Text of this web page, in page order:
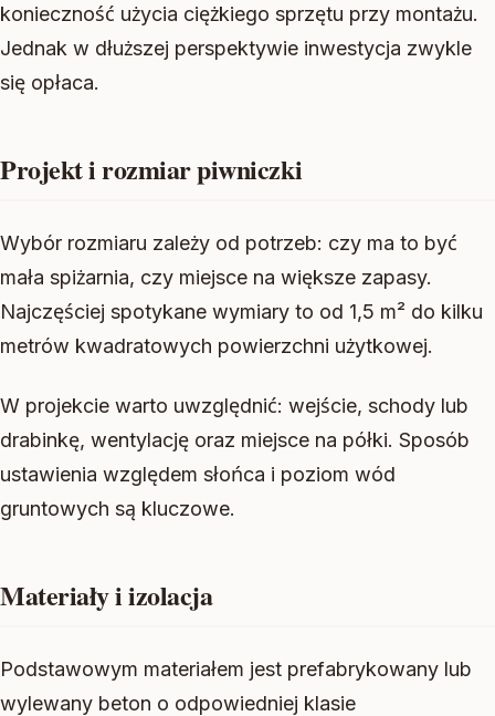
konieczność użycia ciężkiego sprzętu przy montażu.
Jednak w dłuższej perspektywie inwestycja zwykle
się opłaca.
Projekt i rozmiar piwniczki
Wybór rozmiaru zależy od potrzeb: czy ma to być
mała spiżarnia, czy miejsce na większe zapasy.
Najczęściej spotykane wymiary to od 1,5 m² do kilku
metrów kwadratowych powierzchni użytkowej.
W projekcie warto uwzględnić: wejście, schody lub
drabinkę, wentylację oraz miejsce na półki. Sposób
ustawienia względem słońca i poziom wód
gruntowych są kluczowe.
Materiały i izolacja
Podstawowym materiałem jest prefabrykowany lub
wylewany beton o odpowiedniej klasie